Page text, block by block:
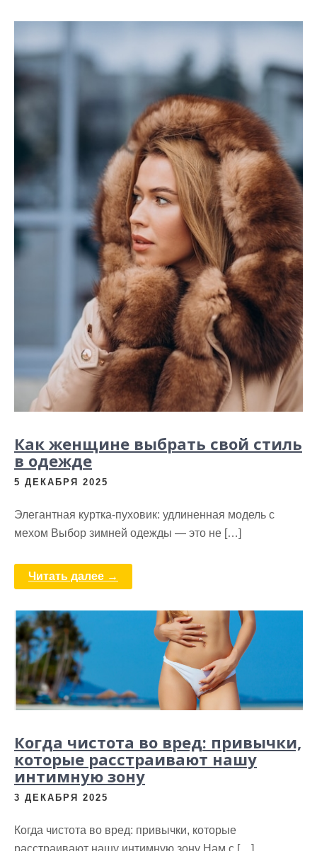
Как женщине выбрать свой стиль
в одежде
5 ДЕКАБРЯ 2025
Элегантная куртка-пуховик: удлиненная модель с
мехом Выбор зимней одежды — это не […]
Читать далее →
Когда чистота во вред: привычки,
которые расстраивают нашу
интимную зону
3 ДЕКАБРЯ 2025
Когда чистота во вред: привычки, которые